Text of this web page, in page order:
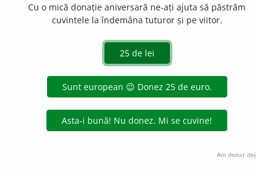
surse
dindărăt
) Jumătatea din față a corpului unui animal sau al
Cu o mică donație aniversară ne-ați ajuta să păstrăm
cuvintele la îndemâna tuturor și pe viitor.
Am donat